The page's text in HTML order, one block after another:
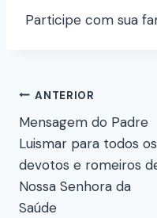
Participe com sua
ANTERIOR
Mensagem do Padre
Luismar para todos os
devotos e romeiros
Nossa Senhora da
Saúde